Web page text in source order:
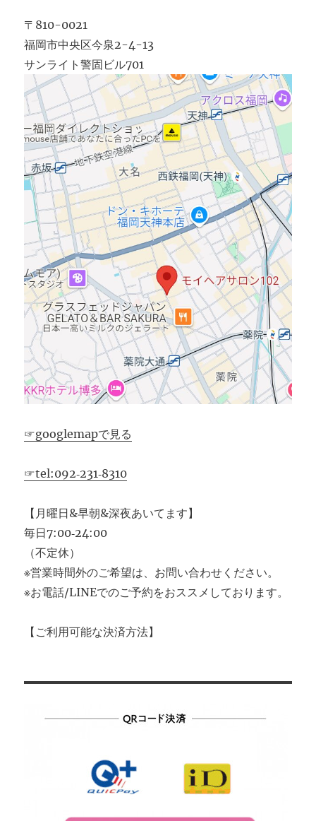
〒810-0021
福岡市中央区今泉2-4-13
サンライト警固ビル701
☞googlemapで見る
☞tel:092‐231‐8310
【月曜日&早朝&深夜あいてます】
毎日7:00‐24:00
（不定休）
※営業時間外のご希望は、お問い合わせください。
※お電話/LINEでのご予約をおススメしております。
【ご利用可能な決済方法】